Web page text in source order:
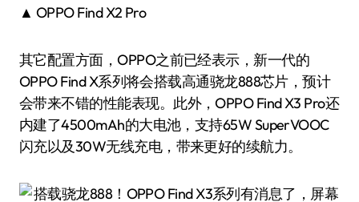
▲ OPPO Find X2 Pro
其它配置方面，OPPO之前已经表示，新一代的
OPPO Find X系列将会搭载高通骁龙888芯片，预计
会带来不错的性能表现。此外，OPPO Find X3 Pro还
内建了4500mAh的大电池，支持65W SuperVOOC
闪充以及30W无线充电，带来更好的续航力。